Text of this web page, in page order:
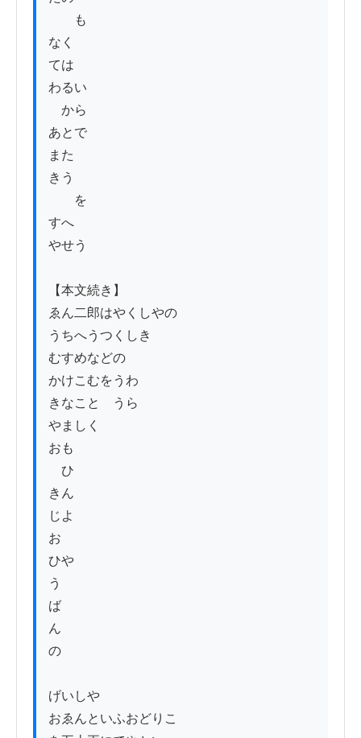
も
なく
ては
わるい
から
あとで
また
きう
を
すへ
やせう
【本文続き】
ゑん二郎はやくしやの
うちへうつくしき
むすめなどの
かけこむをうわ
きなことゝうら
やましく
おも
ひ
きん
じよ
お
ひや
う
ば
ん
の
げいしや
おゑんといふおどりこ